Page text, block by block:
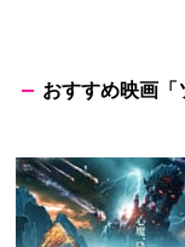
おすすめ映画「